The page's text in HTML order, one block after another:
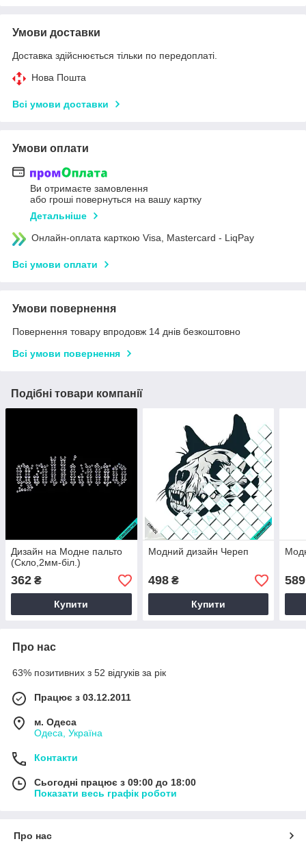
Умови доставки
Доставка здійснюється тільки по передоплаті.
Нова Пошта
Всі умови доставки
Умови оплати
Ви отримаєте замовлення
або гроші повернуться на вашу картку
Детальніше
Онлайн-оплата карткою Visa, Mastercard - LiqPay
Всі умови оплати
Умови повернення
Повернення товару впродовж 14 днів безкоштовно
Всі умови повернення
Подібні товари компанії
Дизайн на Модне пальто
(Скло,2мм-біл.)
362 ₴
Купити
Модний дизайн Череп
498₴
Купити
589
Про нас
63% позитивних з 52 відгуків за рік
Працює з 03.12.2011
м. Одеса
Одеса, Україна
Контакти
Сьогодні працює з 09:00 до 18:00
Показати весь графік роботи
Про нас